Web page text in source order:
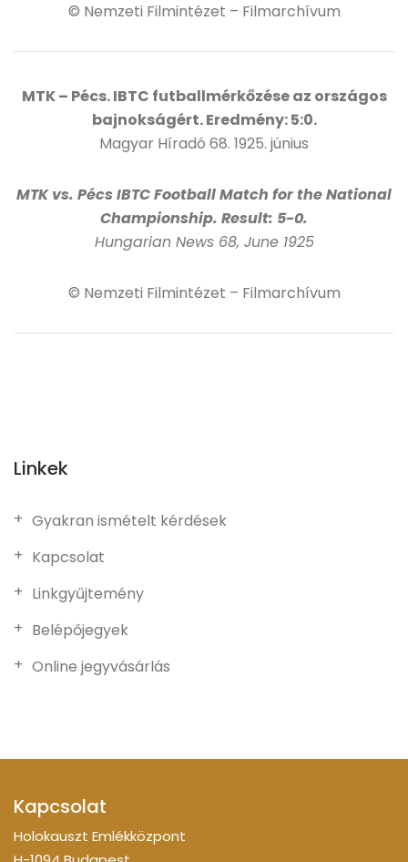
© Nemzeti Filmintézet – Filmarchívum
MTK – Pécs. IBTC futballmérkőzése az országos
bajnokságért. Eredmény: 5:0.
Magyar Híradó 68. 1925. június
MTK vs. Pécs IBTC Football Match for the National
Championship. Result: 5-0.
Hungarian News 68, June 1925
© Nemzeti Filmintézet – Filmarchívum
Linkek
Gyakran ismételt kérdések
Kapcsolat
Linkgyűjtemény
Belépőjegyek
Online jegyvásárlás
Kapcsolat
Holokauszt Emlékközpont